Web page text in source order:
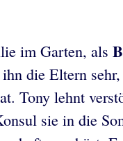
im Garten, als
die Eltern
Tony lehnt
sie in die